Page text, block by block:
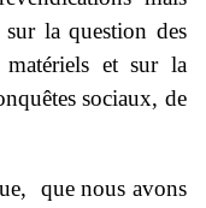
la question des
et sur la
sociaux, de
que nous avons